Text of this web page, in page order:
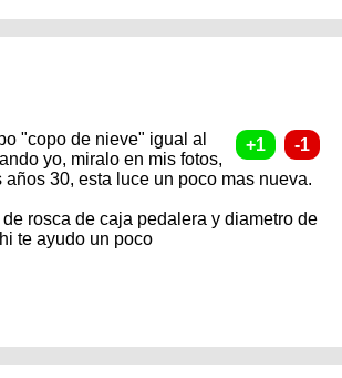
"copo de nieve" igual al
yo, miralo en mis fotos,
años 30, esta luce un poco mas nueva.
rosca de caja pedalera y diametro de
te ayudo un poco